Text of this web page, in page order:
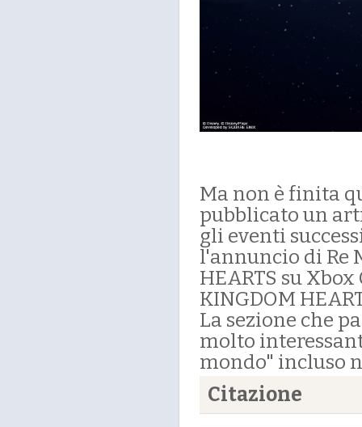
Ma non è finita
pubblicato un
gli eventi
l'annuncio di Re
HEARTS su
KINGDOM
La sezione che
molto
mondo" incluso
Citazione